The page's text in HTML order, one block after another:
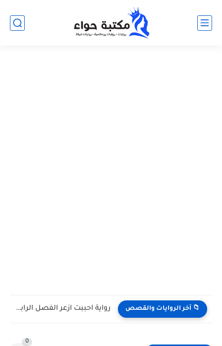
📁 آخر الروايات والقصص رواية احببت ازعر الفصل الرابع عشر 14 بقلم مريم اليوسف...
0